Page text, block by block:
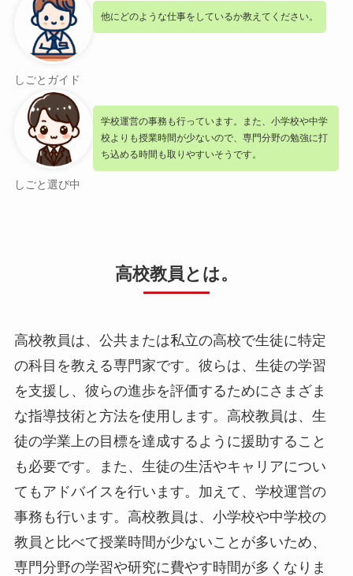
しごとガイド
他にどのような仕事をしているか教えてください。
しごと選び中
学校運営の事務も行っています。また、小学校や中学
校よりも授業時間が少ないので、専門分野の勉強に打
ち込める時間も取りやすいそうです。
高校教員とは。
高校教員は、公共または私立の高校で生徒に特定
の科目を教える専門家です。彼らは、生徒の学習
を支援し、彼らの進歩を評価するためにさまざま
な指導技術と方法を使用します。高校教員は、生
徒の学業上の目標を達成するように援助すること
も必要です。また、生徒の生活やキャリアについ
てもアドバイスを行います。加えて、学校運営の
事務も行います。高校教員は、小学校や中学校の
教員と比べて授業時間が少ないことが多いため、
専門分野の学習や研究に費やす時間が多くなりま